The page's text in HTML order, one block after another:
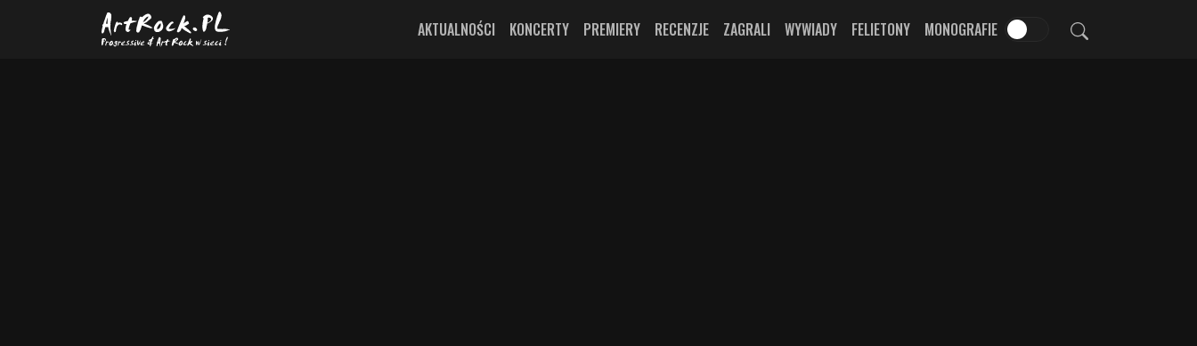
Przejdź do treści głównej
AKTUALNOŚCI KONCERTY PREMIERY RECENZJE ZAGRALI WYWIADY FELIETONY MONOGRAFIE